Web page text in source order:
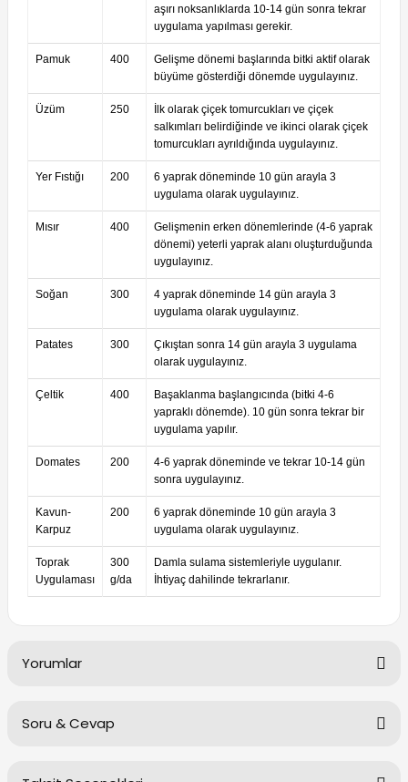
aşırı noksanlıklarda 10-14 gün sonra tekrar
uygulama yapılması gerekir.
Pamuk 400
Gelişme dönemi başlarında bitki aktif olarak
büyüme gösterdiği dönemde uygulayınız.
Üzüm 250
İlk olarak çiçek tomurcukları ve çiçek
salkımları belirdiğinde ve ikinci olarak çiçek
tomurcukları ayrıldığında uygulayınız.
Yer Fıstığı 200
6 yaprak döneminde 10 gün arayla 3
uygulama olarak uygulayınız.
Mısır 400
Gelişmenin erken dönemlerinde (4-6 yaprak
dönemi) yeterli yaprak alanı oluşturduğunda
uygulayınız.
Soğan 300
4 yaprak döneminde 14 gün arayla 3
uygulama olarak uygulayınız.
Patates 300
Çıkıştan sonra 14 gün arayla 3 uygulama
olarak uygulayınız.
Çeltik 400
Başaklanma başlangıcında (bitki 4-6
yapraklı dönemde). 10 gün sonra tekrar bir
uygulama yapılır.
Domates 200
4-6 yaprak döneminde ve tekrar 10-14 gün
sonra uygulayınız.
Kavun-
Karpuz
200
6 yaprak döneminde 10 gün arayla 3
uygulama olarak uygulayınız.
Toprak
Uygulaması
300
g/da
Damla sulama sistemleriyle uygulanır.
İhtiyaç dahilinde tekrarlanır.
Yorumlar
Soru & Cevap